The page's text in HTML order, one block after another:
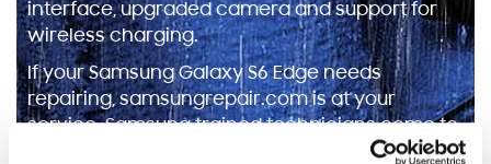
interface, upgraded camera and support for
wireless charging.
If your Samsung Galaxy S6 Edge needs
repairing, samsungrepair.com is at your
service. Samsung trained technicians come to
your home or work to repair your device in a